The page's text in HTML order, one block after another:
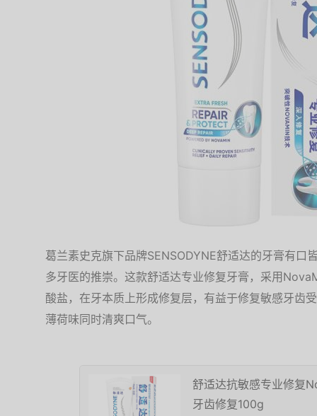
葛兰素史克旗下品牌SENSODYNE舒适达的牙膏有口
多牙医的推崇。这款舒适达专业修复牙膏，采用
酸盐，在牙本质上形成修复层，有益于修复敏感牙齿
薄荷味同时清爽口气。
舒适达抗敏感专业修复
牙齿修复100g